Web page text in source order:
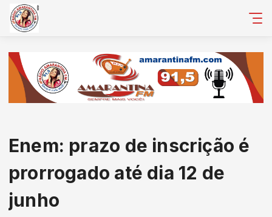
Enem: prazo de inscrição é
prorrogado até dia 12 de
junho